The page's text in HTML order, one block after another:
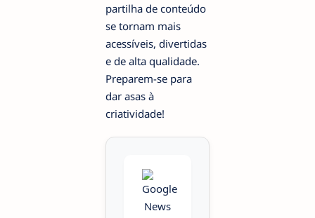
partilha de conteúdo
se tornam mais
acessíveis, divertidas
e de alta qualidade.
Preparem-se para
dar asas à
criatividade!